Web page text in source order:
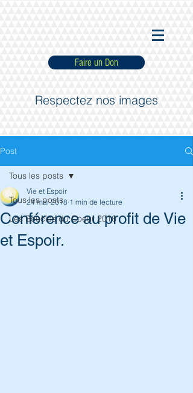
Faire un Don
Respectez nos images
Post
Tous les posts
Les Boucles du Coeur 2016
Tous les posts
Conférence au profit de Vie
et Espoir.
Vie et Espoir
24 mai 2018 1 min de lecture